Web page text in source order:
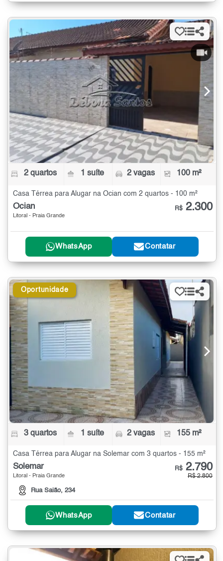
2 quartos 1 suíte 2 vagas 100 m²
Casa Térrea para Alugar na Ocian com 2 quartos - 100 m²
Ocian
Litoral - Praia Grande
R$ 2.300
WhatsApp Contatar
Oportunidade
3 quartos 1 suíte 2 vagas 155 m²
Casa Térrea para Alugar na Solemar com 3 quartos - 155 m²
Solemar
Litoral - Praia Grande
Rua Saião, 234
R$ 2.790
R$ 2.800
WhatsApp Contatar